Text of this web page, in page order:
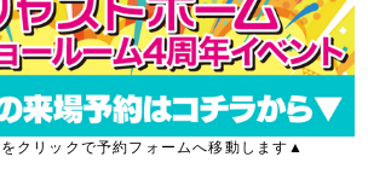
クリックで予約フォームへ移動します▲